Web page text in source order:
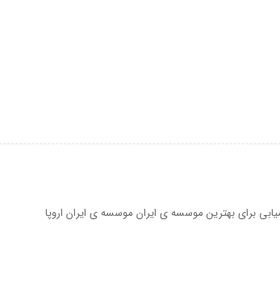
برای بهترین موسسه ی ایران موسسه ی ایران اروپا